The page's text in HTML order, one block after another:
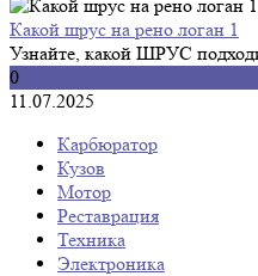
Какой шрус на рено логан 1
Узнайте, какой ШРУС
0
11.07.2025
Карбюратор
Кузов
Мотор
Реставрация
Техника
Электроника